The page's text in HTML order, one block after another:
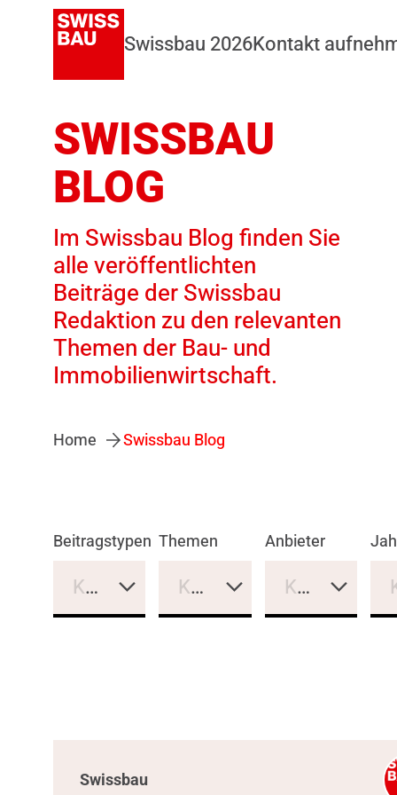
Swissbau 2026Kontakt
SWISSBAU
BLOG
Im Swissbau Blog finden Sie
alle veröffentlichten
Beiträge der Swissbau
Redaktion zu den relevanten
Themen der Bau- und
Immobilienwirtschaft.
Home Swissbau Blog
Beitragstypen
Keine Auswahl
Themen
Keine Auswahl
Anbieter
Keine
Swissbau